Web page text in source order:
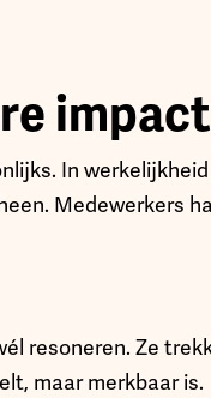
impact
In
Medewerkers
resoneren. Ze
maar merkbaar is.